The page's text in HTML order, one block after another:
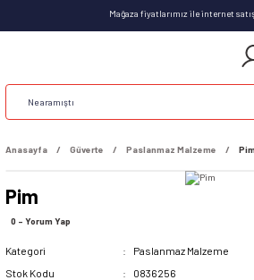
Mağaza fiyatlarımız ile internet
Anasayfa Güverte Paslanmaz Malzeme
Pim
0 - Yorum Yap
Kategori
Paslanmaz Malzeme
Stok Kodu
0836256